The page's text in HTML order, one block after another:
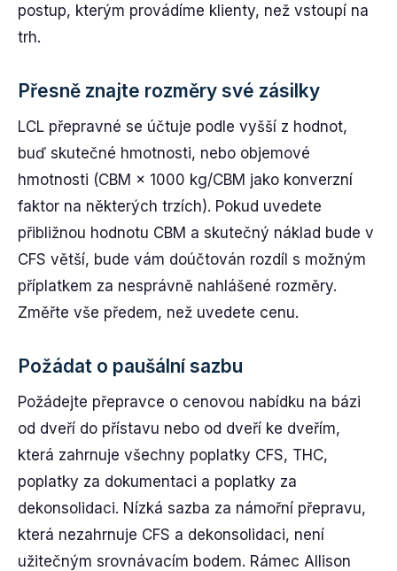
postup, kterým provádíme klienty, než vstoupí na
trh.
Přesně znajte rozměry své zásilky
LCL přepravné se účtuje podle vyšší z hodnot,
buď skutečné hmotnosti, nebo objemové
hmotnosti (CBM × 1000 kg/CBM jako konverzní
faktor na některých trzích). Pokud uvedete
přibližnou hodnotu CBM a skutečný náklad bude v
CFS větší, bude vám doúčtován rozdíl s možným
příplatkem za nesprávně nahlášené rozměry.
Změřte vše předem, než uvedete cenu.
Požádat o paušální sazbu
Požádejte přepravce o cenovou nabídku na bázi
od dveří do přístavu nebo od dveří ke dveřím,
která zahrnuje všechny poplatky CFS, THC,
poplatky za dokumentaci a poplatky za
dekonsolidaci. Nízká sazba za námořní přepravu,
která nezahrnuje CFS a dekonsolidaci, není
užitečným srovnávacím bodem. Rámec Allison